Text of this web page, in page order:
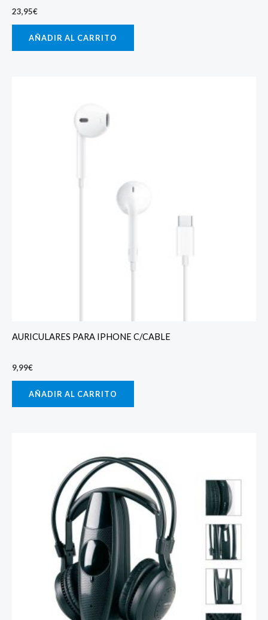
23,95€
AÑADIR AL CARRITO
AURICULARES PARA IPHONE C/CABLE
9,99€
AÑADIR AL CARRITO